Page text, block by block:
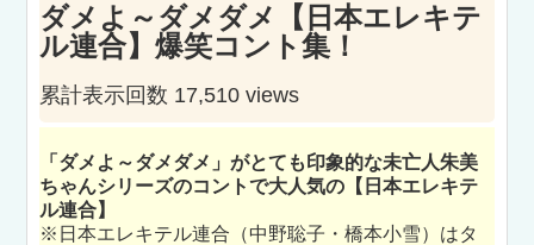
ダメよ～ダメダメ【日本エレキテ
ル連合】爆笑コント集！
累計表示回数 17,510 views
「ダメよ～ダメダメ」がとても印象的な未亡人朱美
ちゃんシリーズのコントで大人気の【日本エレキテ
ル連合】
※日本エレキテル連合（中野聡子・橋本小雪）はタ